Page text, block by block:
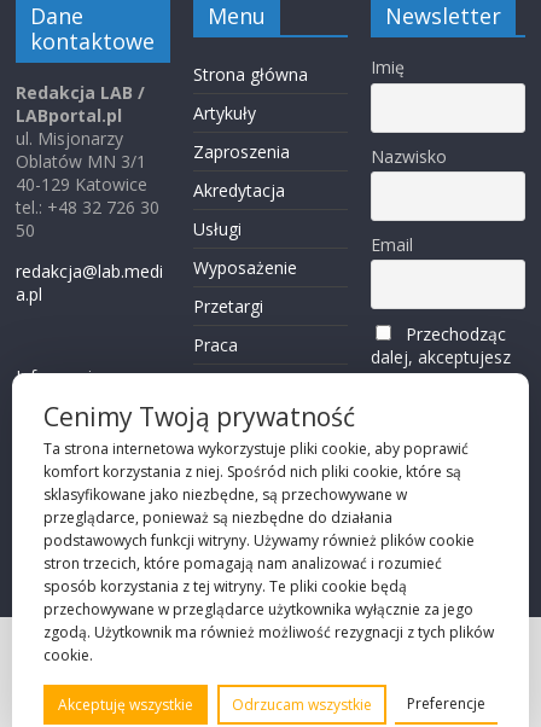
Dane
kontaktowe
Redakcja LAB /
LABportal.pl
ul. Misjonarzy
Oblatów MN 3/1
40-129 Katowice
tel.: +48 32 726 30
50
redakcja@lab.medi
a.pl
Informacje o
Przechodząc dalej,
akceptujeszpolity
kę prywatności
Menu
Strona główna
Artykuły
Zaproszenia
Akredytacja
Usługi
Wyposażenie
Przetargi
Praca
Kontakt
Newsletter
Imię
Nazwisko
Email
Przechodząc
dalej, akceptujesz
politykę
©2026 Robie Sp. z o.o.
Cenimy Twoją prywatność
Ta strona internetowa wykorzystuje pliki cookie, aby poprawić
komfort korzystania z niej. Spośród nich pliki cookie, które są
sklasyfikowane jako niezbędne, są przechowywane w
przeglądarce, ponieważ są niezbędne do działania
podstawowych funkcji witryny. Używamy również plików cookie
stron trzecich, które pomagają nam analizować i rozumieć
sposób korzystania z tej witryny. Te pliki cookie będą
przechowywane w przeglądarce użytkownika wyłącznie za jego
zgodą. Użytkownik ma również możliwość rezygnacji z tych plików
cookie.
Akceptuję wszystkie Odrzucam wszystkie Preferencje